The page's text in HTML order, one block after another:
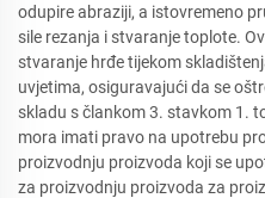
odupire abraziji, a istovremeno
sile rezanja i stvaranje toplote.
stvaranje hrđe tijekom
uvjetima, osiguravajući da se
skladu s člankom 3. stavkom 1.
mora imati pravo na upotrebu
proizvodnju proizvoda koji se
za proizvodnju proizvoda za